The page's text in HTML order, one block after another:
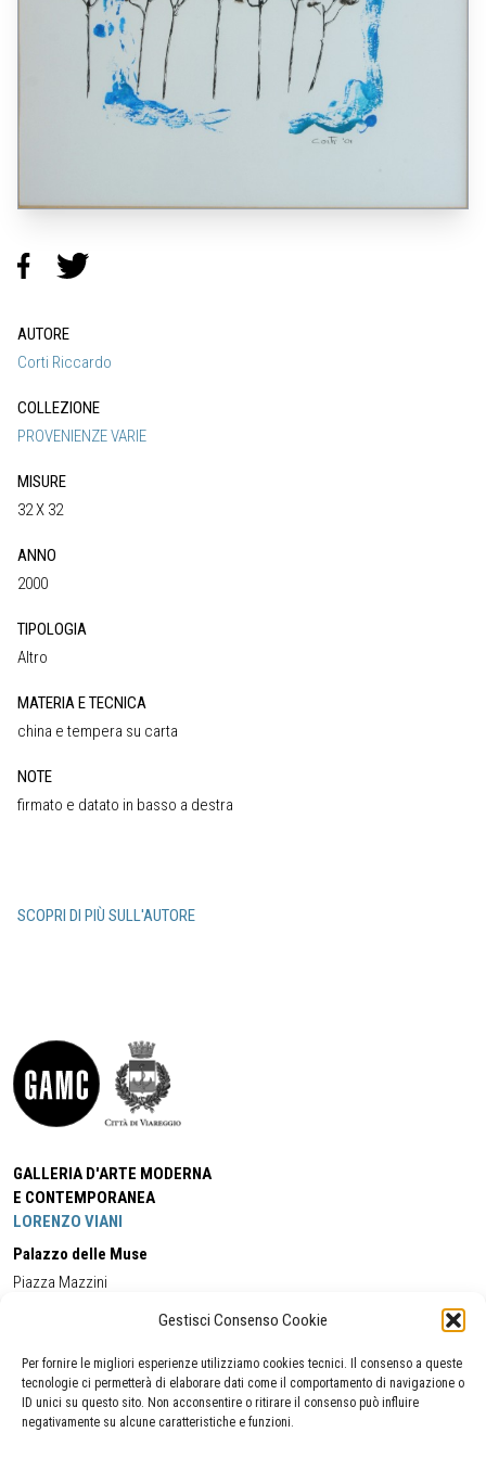
Gestisci Consenso Cookie
Per fornire le migliori esperienze utilizziamo cookies tecnici. Il consenso a queste
tecnologie ci permetterà di elaborare dati come il comportamento di navigazione o
ID unici su questo sito. Non acconsentire o ritirare il consenso può influire
negativamente su alcune caratteristiche e funzioni.
AUTORE
Corti Riccardo
COLLEZIONE
PROVENIENZE VARIE
MISURE
32 X 32
ANNO
2000
TIPOLOGIA
Altro
MATERIA E TECNICA
china e tempera su carta
NOTE
firmato e datato in basso a destra
SCOPRI DI PIÙ SULL'AUTORE
GALLERIA D'ARTE MODERNA
E CONTEMPORANEA
LORENZO VIANI
Palazzo delle Muse
Piazza Mazzini
Cell:+39 338 5714978 (orario apertura Galleria)
Tel:
+39 0584 944580
(orario 09.00/13.00)
Email:gamc@comune.viareggio.lu.it